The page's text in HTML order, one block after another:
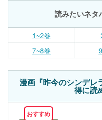
読みたいネタ
1~2巻
7~8巻
漫画『昨今のシンデレ
得に読
おすすめ